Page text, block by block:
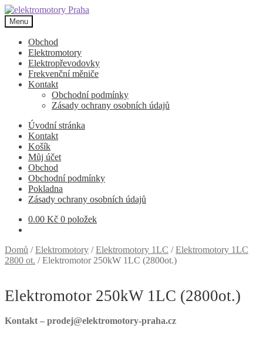
Přeskočit
na
navigaci
Přejít
k
obsahu
webu
Menu
Obchod
Elektromotory
Elektropřevodovky
Frekvenční měniče
Kontakt
Obchodní podmínky
Zásady ochrany osobních údajů
Úvodní stránka
Kontakt
Košík
Můj účet
Obchod
Obchodní podmínky
Pokladna
Zásady ochrany osobních údajů
0.00 Kč 0 položek
Domů /Elektromotory /Elektromotory 1LC /Elektromotory 1LC
2800 ot. /Elektromotor 250kW 1LC (2800ot.)
Elektromotor 250kW 1LC (2800ot.)
Kontakt – prodej@elektromotory-praha.cz